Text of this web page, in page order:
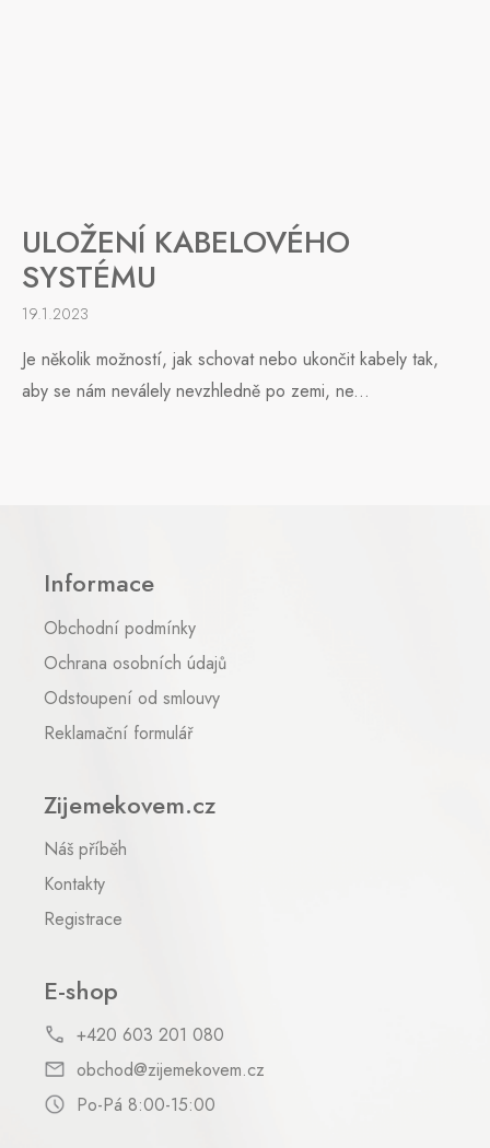
ULOŽENÍ KABELOVÉHO
SYSTÉMU
19.1.2023
Je několik možností, jak schovat nebo ukončit kabely tak,
aby se nám neválely nevzhledně po zemi, ne...
Informace
Obchodní podmínky
Ochrana osobních údajů
Odstoupení od smlouvy
Reklamační formulář
Zijemekovem.cz
Náš příběh
Kontakty
Registrace
E-shop
+420 603 201 080
obchod@zijemekovem.cz
Po-Pá 8:00-15:00